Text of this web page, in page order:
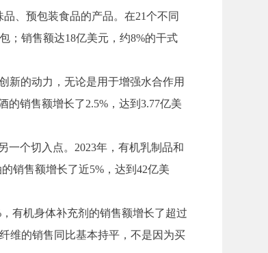
、预包装食品的产品。在21个不同
；销售额达18亿美元，约8%的干式
新的动力，无论是用于增强水合作用
销售额增长了2.5%，达到3.77亿美
一个切入点。2023年，有机乳制品和
销售额增长了近5%，达到42亿美
有机身体补充剂的销售额增长了超过
维的销售同比基本持平，不是因为买